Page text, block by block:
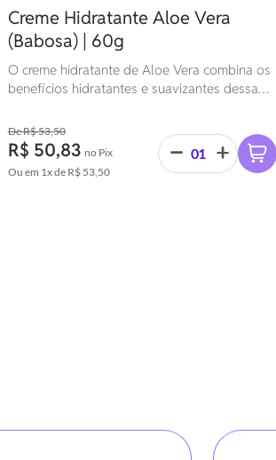
Creme Hidratante Aloe Vera
(Babosa) | 60g
O creme hidratante de Aloe Vera combina os
benefícios hidratantes e suavizantes dessa
do óleo essencial de Lavanda e as
propriedades regeneradoras do óleo
essencial de Olíbano (Boswellia carterii). Essa
sinergia natural proporciona uma hidratação
R$ 53,50
R$ 50,83 no Pix
Ou em 1xde R$ 53,50